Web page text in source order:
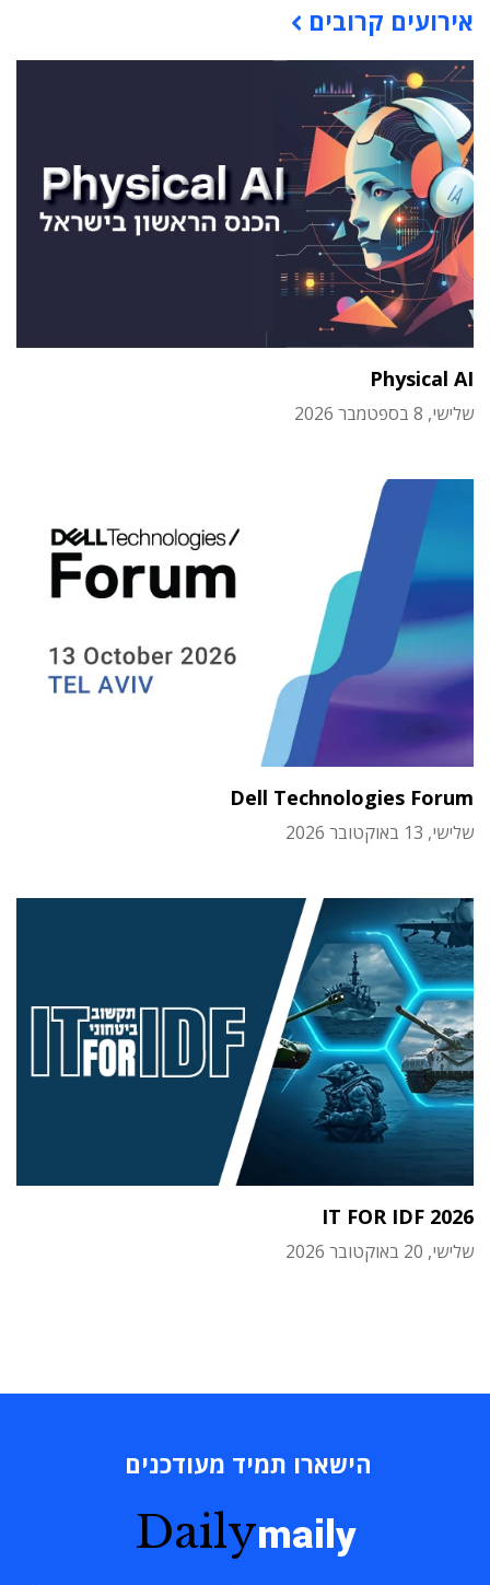
אירועים קרובים
Physical AI
שלישי, 8 בספטמבר 2026
Dell Technologies Forum
שלישי, 13 באוקטובר 2026
IT FOR IDF 2026
שלישי, 20 באוקטובר 2026
הישארו תמיד מעודכנים
Dailymaily